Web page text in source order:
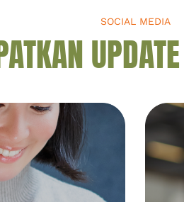
SOCIAL MEDIA